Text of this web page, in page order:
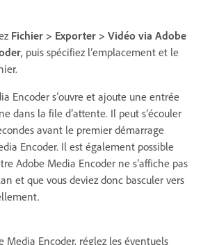
Fichier > Exporter > Vidéo via Adobe
, puis spécifiez l’emplacement et le
Encoder s’ouvre et ajoute une entrée
dans la file d’attente. Il peut s’écouler
avant le premier démarrage
Encoder. Il est également possible
Adobe Media Encoder ne s’affiche pas
et que vous deviez donc basculer vers
Media Encoder, réglez les éventuels